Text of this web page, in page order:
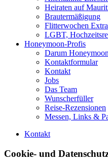
Heiraten auf
Brautermäßigung
Flitterwochen
LGBT,
Honeymoon-Profis
Darum
Kontaktformular
Kontakt
Jobs
Das Team
Wunscherfüller
Reise-Rezensionen
Messen, Links &
Kontakt
Cookie- und